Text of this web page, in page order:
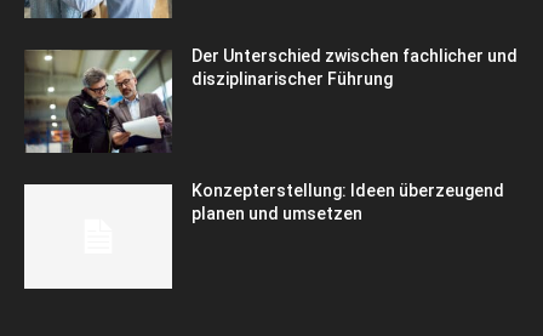
Der Unterschied zwischen fachlicher und
disziplinarischer Führung
Konzepterstellung: Ideen überzeugend
planen und umsetzen